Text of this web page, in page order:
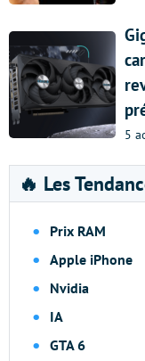
5
🔥 Les
Prix RAM
Apple iPhone
Nvidia
IA
GTA 6